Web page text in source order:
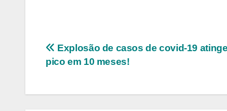
Navegação
de
Post
Explosão de casos de covid-19
pico em 10 meses!